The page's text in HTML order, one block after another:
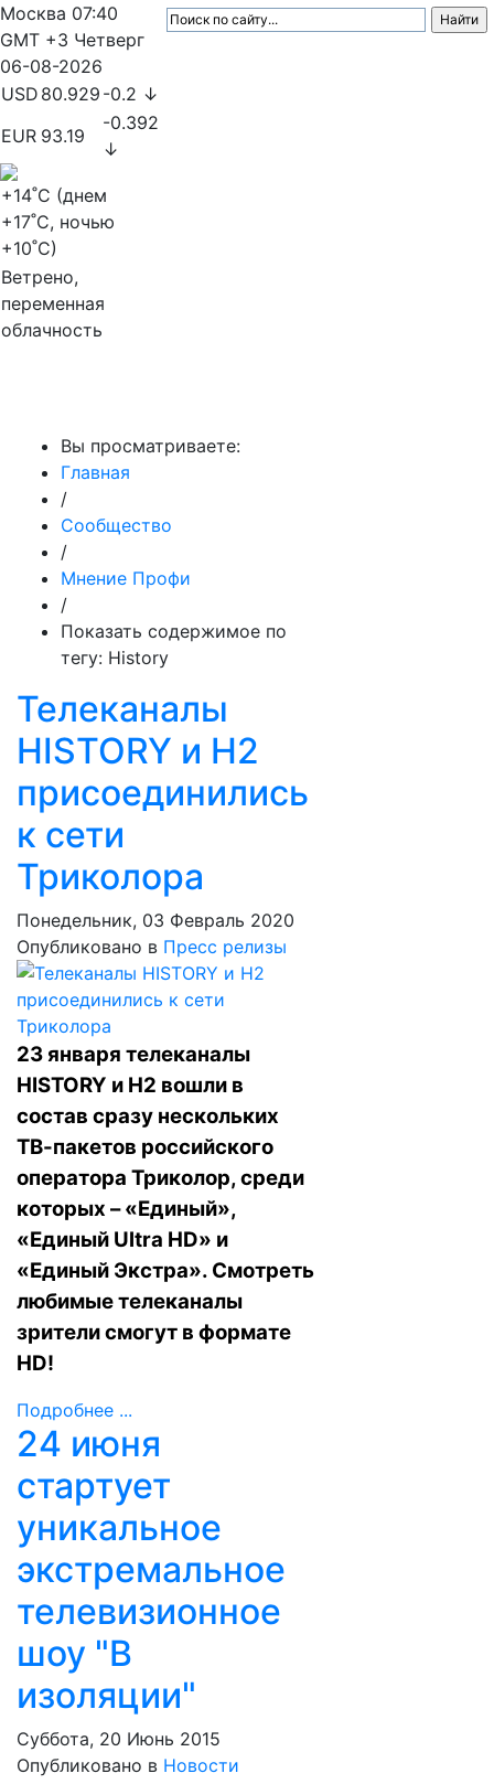
Москва 07:40
GMT +3 Четверг
06-08-2026
USD 80.929 -0.2 ↓
EUR 93.19
-0.392
↓
+14˚C (днем
+17˚C, ночью
+10˚C)
Ветрено,
переменная
облачность
Вы просматриваете:
Главная
/
Сообщество
/
Мнение Профи
/
Показать содержимое по
тегу: History
Телеканалы
HISTORY и H2
присоединились
к сети
Триколора
Понедельник, 03 Февраль 2020
Опубликовано в Пресс релизы
23 января телеканалы
HISTORY и H2 вошли в
состав сразу нескольких
ТВ-пакетов российского
оператора Триколор, среди
которых – «Единый»,
«Единый Ultra HD» и
«Единый Экстра». Смотреть
любимые телеканалы
зрители смогут в формате
HD!
Подробнее ...
24 июня
стартует
уникальное
экстремальное
телевизионное
шоу "В
изоляции"
Суббота, 20 Июнь 2015
Опубликовано в Новости